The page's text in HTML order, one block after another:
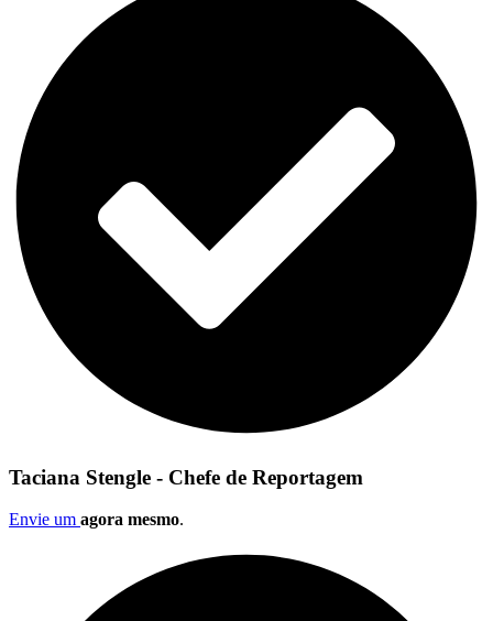
Taciana Stengle - Chefe de Reportagem
Envie um agora mesmo.